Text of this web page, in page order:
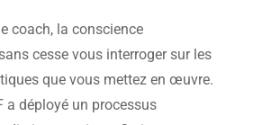
coach, la conscience
cesse vous interroger sur les
que vous mettez en œuvre.
a déployé un processus